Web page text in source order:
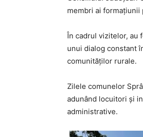
membri ai
În cadrul vizitelor, au
unui dialog constant
comunităților rurale.
Zilele comunelor
adunând locuitori și
administrative.